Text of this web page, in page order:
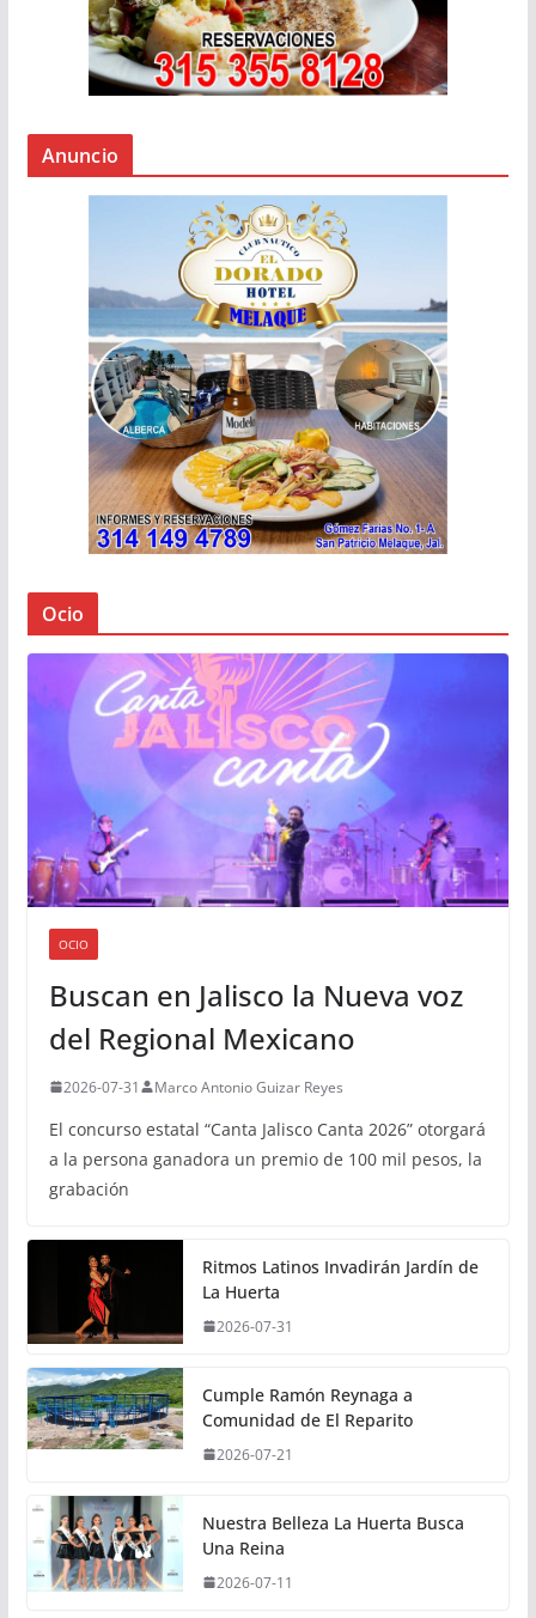
Anuncio
Ocio
OCIO
Buscan en Jalisco la Nueva voz
del Regional Mexicano
2026-07-31 Marco Antonio Guizar Reyes
El concurso estatal “Canta Jalisco Canta 2026” otorgará
a la persona ganadora un premio de 100 mil pesos, la
grabación
Ritmos Latinos Invadirán Jardín de
La Huerta
2026-07-31
Cumple Ramón Reynaga a
Comunidad de El Reparito
2026-07-21
Nuestra Belleza La Huerta Busca
Una Reina
2026-07-11